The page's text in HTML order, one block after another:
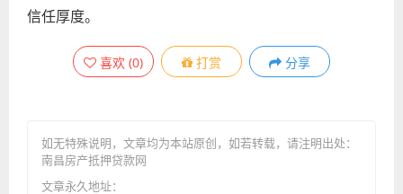
信任厚度。
喜欢 (0) 打赏 分享
如无特殊说明，文章均为本站原创 ，如若转载，请注明出处：
南昌房产抵押贷款网
文章永久地址：